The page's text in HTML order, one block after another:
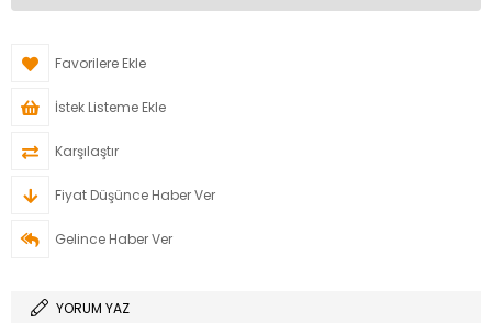
Favorilere Ekle
İstek Listeme Ekle
Karşılaştır
Fiyat Düşünce Haber Ver
Gelince Haber Ver
YORUM YAZ